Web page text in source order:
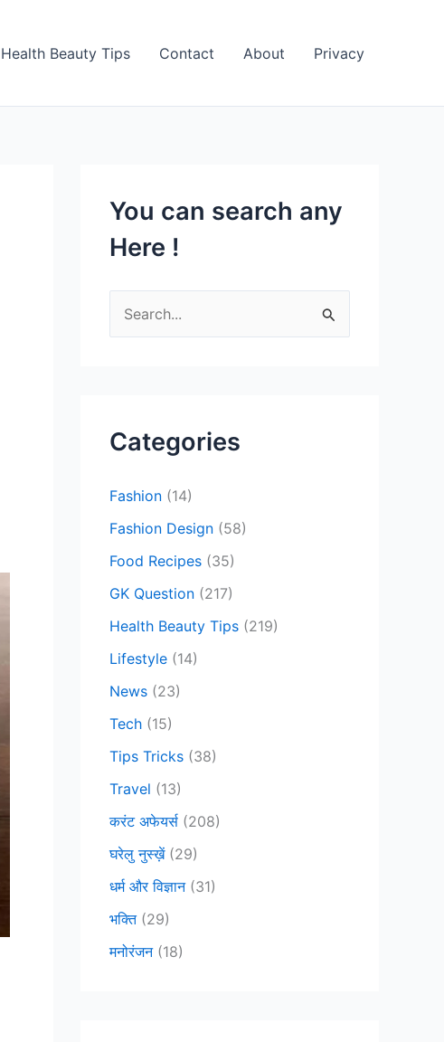
Health Beauty Tips Contact About Privacy
You can search any
Here !
e
h
o
r
:
Categories
Fashion (14)
Fashion Design (58)
Food Recipes (35)
GK Question (217)
Health Beauty Tips (219)
Lifestyle (14)
News (23)
Tech (15)
Tips Tricks (38)
Travel (13)
करंट अफेयर्स (208)
घरेलु नुस्ख़ें(29)
धर्म और विज्ञान(31)
भक्ति(29)
मनोरंजन(18)